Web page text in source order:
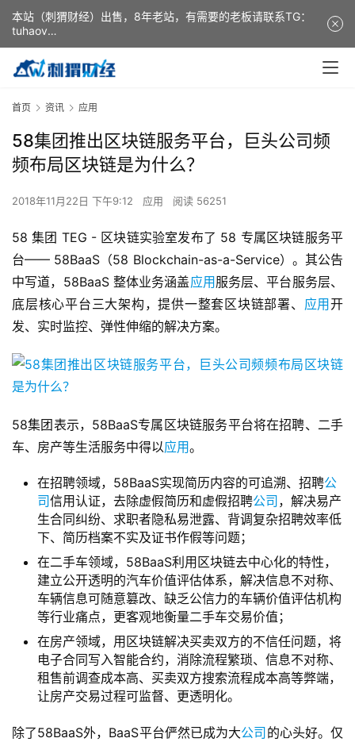
首页 资讯 应用
58集团推出区块链服务平台，巨头公司频
频布局区块链是为什么？
2018年11月22日 下午9:12 应用 阅读 56251
58 集团 TEG - 区块链实验室发布了 58 专属区块链服务平
台—— 58BaaS（58 Blockchain-as-a-Service）。其公告
中写道，58BaaS 整体业务涵盖应用 服务层、平台服务层、
底层核心平台三大架构，提供一整套区块链部署、 应用 开
发、实时监控、弹性伸缩的解决方案。
58集团表示，58BaaS专属区块链服务平台将在招聘、二手
车、房产等生活服务中得以应用。
在招聘领域，58BaaS实现简历内容的可追溯、招聘公
司信用认证，去除虚假简历和虚假招聘公司 ，解决易产
生合同纠纷、求职者隐私易泄露、背调复杂招聘效率低
下、简历档案不实及证书作假等问题；
在二手车领域，58BaaS利用区块链去中心化的特性，
建立公开透明的汽车价值评估体系，解决信息不对称、
车辆信息可随意篡改、缺乏公信力的车辆价值评估机构
等行业痛点，更客观地衡量二手车交易价值；
在房产领域，用区块链解决买卖双方的不信任问题，将
电子合同写入智能合约，消除流程繁琐、信息不对称、
租售前调查成本高、买卖双方搜索流程成本高等弊端，
让房产交易过程可监督、更透明化。
除了58BaaS外，BaaS平台俨然已成为大公司 的心头好。仅
本站（刺猬财经）出售，8年老站，有需要的老板请联系TG：
tuhaov
This website (ciweicaijing) is for sale. It is a 8-year-old
website. If you need it, please contact TG: tuhaov